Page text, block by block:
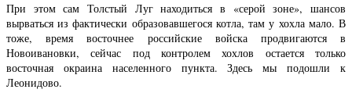
При этом сам Толстый Луг находиться в «серой зоне», шансов
вырваться из фактически образовавшегося котла, там у хохла мало. В
тоже, время восточнее российские войска продвигаются в
Новоивановки, сейчас под контролем хохлов остается только
восточная окраина населенного пункта. Здесь мы подошли к
Леонидово.